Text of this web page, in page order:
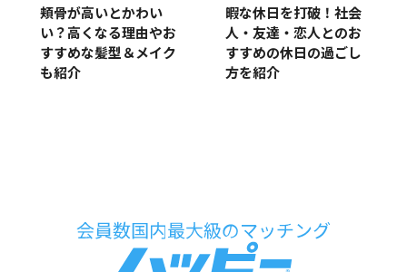
頬骨が高いとかわい
い？高くなる理由やお
すすめな髪型＆メイク
も紹介
暇な休日を打破！社会
人・友達・恋人とのお
すすめの休日の過ごし
方を紹介